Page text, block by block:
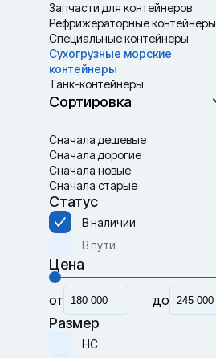
Запчасти для контейнеров
Рефрижераторные контейнеры
Специальные контейнеры
Cухогрузные морские
контейнеры
Танк-контейнеры
Термоконтейнеры
Сортировка
Сначала дешевые
Сначала дорогие
Сначала новые
Сначала старые
Статус
В наличии
В пути
Цена
от до
Размер
HC